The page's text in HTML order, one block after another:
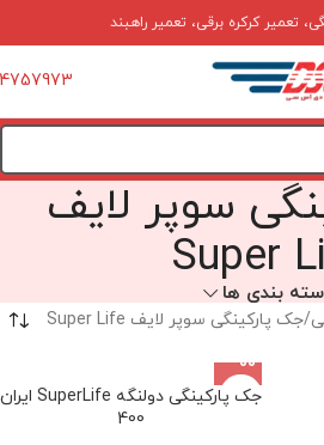
، تعمیر کرکره برقی، تعمیر راهبند
سوپر لایف
Super
بندی ها
جک پارکینگی سوپر لایف Super Life
جک پارکینگی دولنگه SuperLife ایران
400